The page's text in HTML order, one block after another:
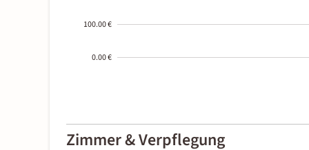
100.00 €
0.00 €
01-02
Zimmer & Verpflegung